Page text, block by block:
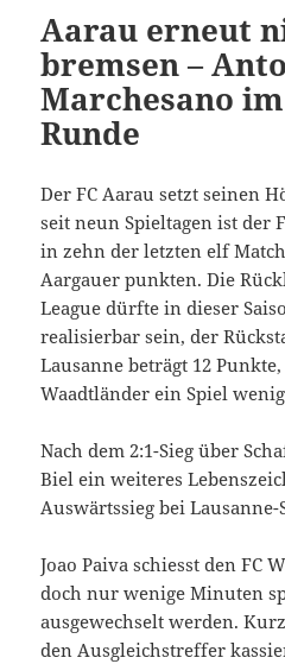
Aarau erneut
bremsen –
Marchesano
Runde
Der FC Aarau setzt seinen
seit neun Spieltagen ist der
in zehn der letzten elf
Aargauer punkten. Die
League dürfte in dieser
realisierbar sein, der
Lausanne beträgt 12
Waadtländer ein Spiel
Nach dem 2:1-Sieg über
Biel ein weiteres
Auswärtssieg bei Lausanne-
Joao Paiva schiesst den FC
doch nur wenige Minuten
ausgewechselt werden.
den Ausgleichstreffer